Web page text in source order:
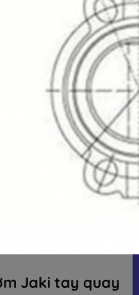
Jaki tay quay